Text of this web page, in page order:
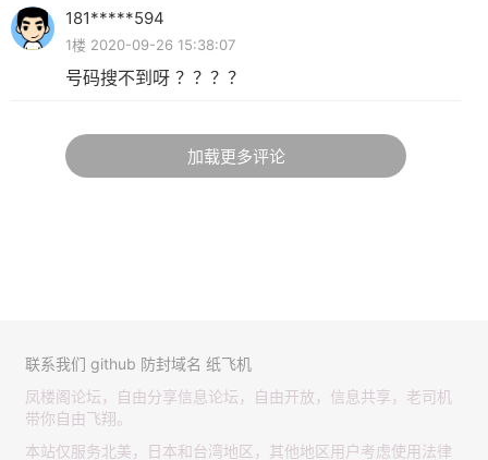
181*****594
1楼 2020-09-26 15:38:07
号码搜不到呀 ？？？？
加载更多评论
联系我们 github 防封域名 纸飞机
凤楼阁论坛，自由分享信息论坛，自由开放，信息共享，老司机
带你自由飞翔。
本站仅服务北美，日本和台湾地区，其他地区用户考虑使用法律